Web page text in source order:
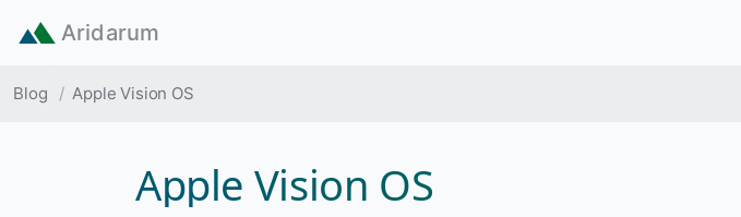
Aridarum
Fil d'Ariane
Blog Apple Vision OS
Apple Vision OS